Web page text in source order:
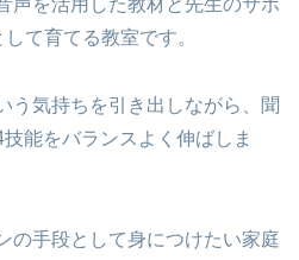
声を活用した教材と先生のサポ
て育てる教室です。
う気持ちを引き出しながら、聞
能をバランスよく伸ばしま
の手段として身につけたい家庭